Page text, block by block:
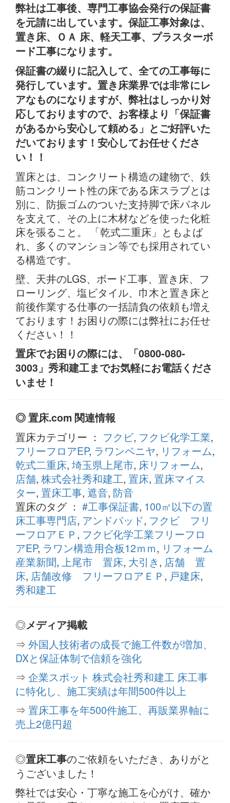
弊社は工事後、専門工事協会発行の保証書
を元請に出しています。保証工事対象は、
置き床、ＯＡ 床、軽天工事、プラスターボ
ード工事になります。
保証書の綴りに記入して、全ての工事毎に
発行しています。置き床業界では非常にレ
アなものになりますが、弊社はしっかり対
応しておりますので、お客様より「保証書
があるから安心して頼める」とご好評いた
だいております！安心してお任せくださ
い！！
置床とは、コンクリート構造の建物で、鉄
筋コンクリート性の床である床スラブとは
別に、防振ゴムのついた支持脚で床パネル
を支えて、その上に木材などを使った化粧
床を張ること。 「乾式二重床」ともよば
れ、多くのマンション等でも採用されてい
る構造です。
壁、天井のLGS、ボード工事、置き床、フ
ローリング、塩ビタイル、巾木と置き床と
前後作業する仕事の一括請負の依頼も増え
ております！お困りの際には弊社にお任せ
ください！！
置床でお困りの際には、「0800-080-
3003」秀和建工までお気軽にお電話くださ
いませ！
◎ 置床.com 関連情報
置床カテゴリー ： フクビ, フクビ化学工業,
フリーフロアEP, ラワンベニヤ, リフォーム,
乾式二重床, 埼玉県上尾市, 床リフォーム,
店舗, 株式会社秀和建工, 置床, 置床マイス
ター, 置床工事, 遮音, 防音
置床のタグ ： #工事保証書, 100㎡以下の置
床工事専門店, アンドパッド, フクビ フリ
ーフロアＥＰ , フクビ化学工業フリーフロ
アEP, ラワン構造用合板12ｍｍ, リフォーム
産業新聞, 上尾市 置床, 大引き, 店舗 置
床, 店舗改修 フリーフロアＥＰ , 戸建床,
秀和建工
◎メディア掲載
⇒ 外国人技術者の成長で施工件数が増加、
DXと保証体制で信頼を強化
⇒ 企業スポット 株式会社秀和建工 床工事
に特化し、施工実績は年間500件以上
⇒ 置床工事を年500件施工、再販業界軸に
売上2億円超
◎置床工事のご依頼をいただき、ありがと
うございました！
弊社では安心・丁寧な施工を心がけ、確か